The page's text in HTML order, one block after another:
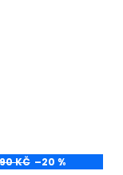
KČ –20 %